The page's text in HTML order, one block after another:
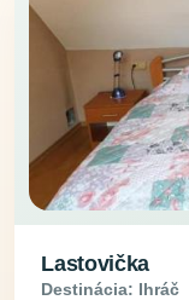
Lastovička
Destinácia: Ihráč